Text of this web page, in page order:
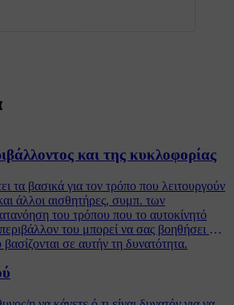
και της κυκλοφορίας
τα βασικά για τον τρόπο που λειτουργούν
άλλοι αισθητήρες, συμπ. των
του τρόπου που το αυτοκίνητό
του μπορεί να σας βοηθήσει στη
σε αυτήν τη δυνατότητα.